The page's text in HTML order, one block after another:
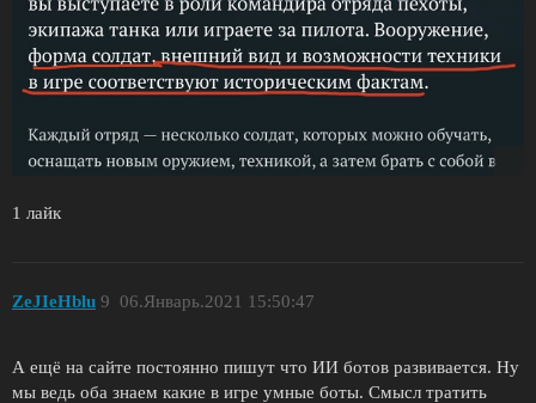
1 лайк
ZeJIeHblu 06.Январь.2021 15:50:47
9
А ещё на сайте постоянно пишут что ИИ ботов развивается. Ну
мы ведь оба знаем какие в игре умные боты. Смысл тратить